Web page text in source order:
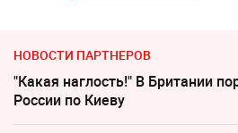
НОВОСТИ ПАРТНЕРОВ
"Какая наглость!" В Британии
России по Киеву